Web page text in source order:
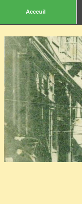
Acceuil